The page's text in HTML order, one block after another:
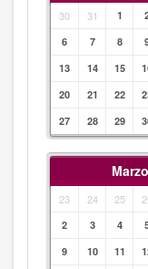
30 31 1
6
7 8
13
14 15
20
21 22
27
28 29
23 24 25
2
3 4
9
10 11